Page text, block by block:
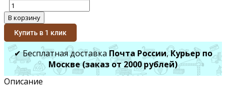
В корзину
Купить в 1 клик
✔ Бесплатная доставка Почта России,Курьер по
Москве (заказ от 2000 рублей)
Описание